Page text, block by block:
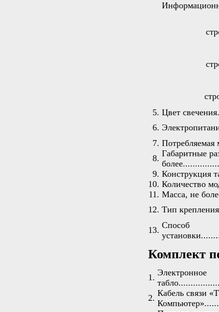
5. Цвет
6.
7.
8. Габаритные
9. Конструкция
10. Количество
11. Масса, не
12. Тип
13. Способ
Комплект
1. Электронное
2. Кабель связи